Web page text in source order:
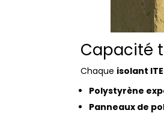
Capacité
Chaque isolant ITE
Polystyrène
Panneaux de